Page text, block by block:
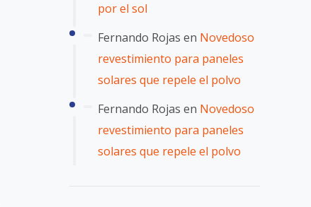
por el sol
Fernando Rojas en Novedoso
revestimiento para paneles
solares que repele el polvo
Fernando Rojas en Novedoso
revestimiento para paneles
solares que repele el polvo